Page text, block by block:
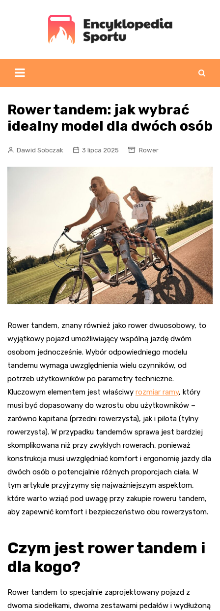
Rower tandem: jak wybrać
idealny model dla dwóch osób
Dawid Sobczak 3 lipca 2025 Rower
Rower tandem, znany również jako rower dwuosobowy, to
wyjątkowy pojazd umożliwiający wspólną jazdę dwóm
osobom jednocześnie. Wybór odpowiedniego modelu
tandemu wymaga uwzględnienia wielu czynników, od
potrzeb użytkowników po parametry techniczne.
Kluczowym elementem jest właściwy rozmiar ramy, który
musi być dopasowany do wzrostu obu użytkowników –
zarówno kapitana (przedni rowerzysta), jak i pilota (tylny
rowerzysta). W przypadku tandemów sprawa jest bardziej
skomplikowana niż przy zwykłych rowerach, ponieważ
konstrukcja musi uwzględniać komfort i ergonomię jazdy dla
dwóch osób o potencjalnie różnych proporcjach ciała. W
tym artykule przyjrzymy się najważniejszym aspektom,
które warto wziąć pod uwagę przy zakupie roweru tandem,
aby zapewnić komfort i bezpieczeństwo obu rowerzystom.
Czym jest rower tandem i
dla kogo?
Rower tandem to specjalnie zaprojektowany pojazd z
dwoma siodełkami, dwoma zestawami pedałów i wydłużoną